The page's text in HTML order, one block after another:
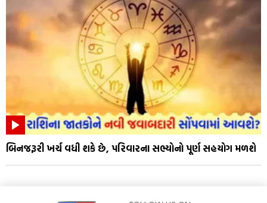
બિનજરૂરી ખર્ચ વધી શકે છે, પરિવારના સભ્યોનો પૂર્ણ સહયોગ મળશે